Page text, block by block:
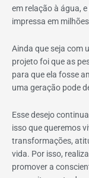
em relação à água,
impressa em
Ainda que seja com
projeto foi que as
para que ela fosse
uma geração pode
Esse desejo
isso que queremos
transformações,
vida. Por isso,
promover a